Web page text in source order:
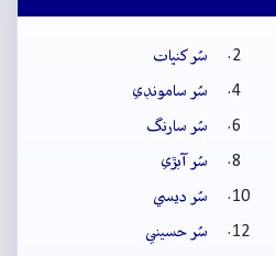
سُر کنڀات
سُر سامونڊي
سُر سارنگ
سُر آبڙي
سُر ديسي
سُر حسيني